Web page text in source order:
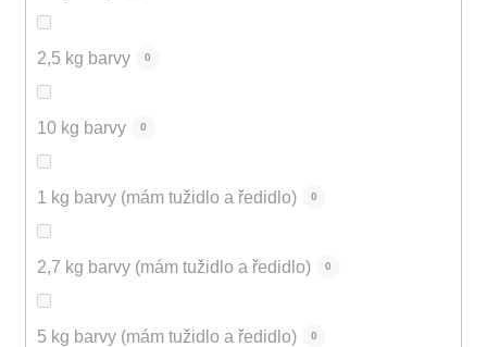
2,5 kg barvy 0
10 kg barvy 0
1 kg barvy (mám tužidlo a ředidlo) 0
2,7 kg barvy (mám tužidlo a ředidlo) 0
5 kg barvy (mám tužidlo a ředidlo) 0